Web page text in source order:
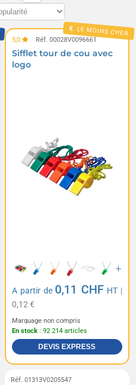
LE MOINS CHER
5,0 Réf. 00028V0096661
Sifflet tour de cou avec
logo
A partir de 0,11 CHF HT |
0,12 €
Marquage non compris
En stock : 92 214 articles
DEVIS EXPRESS
Réf. 01313V0205547